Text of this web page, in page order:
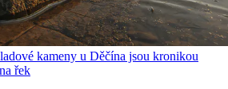
kameny u Děčína jsou kronikou
řek